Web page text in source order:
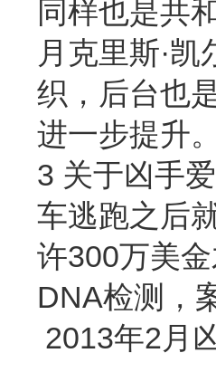
同样也是共
月克里斯·
织，后台也
进一步提升。
3 关于凶手
车逃跑之后
许300万美
DNA检测，
2013年2月